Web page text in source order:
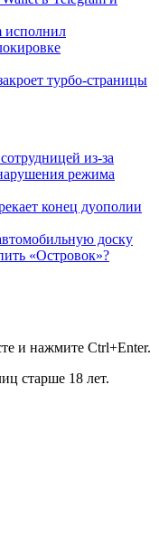
исполнил
турбо-страницы
из-за
режима
конец дуополии
доску
«Островок»?
и нажмите Ctrl+Enter.
старше 18 лет.